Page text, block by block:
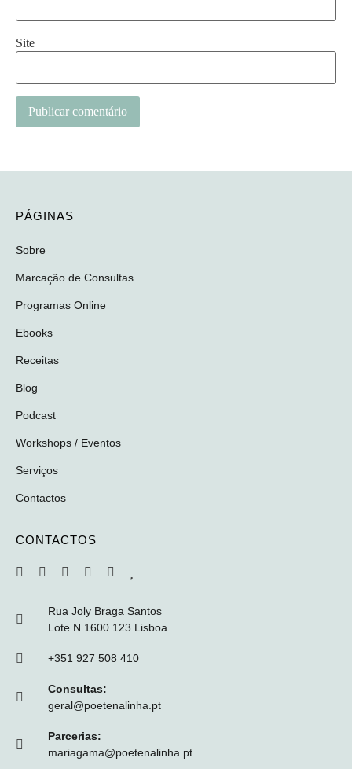
Site
PÁGINAS
Sobre
Marcação de Consultas
Programas Online
Ebooks
Receitas
Blog
Podcast
Workshops / Eventos
Serviços
Contactos
CONTACTOS
Rua Joly Braga Santos
Lote N 1600 123 Lisboa
+351 927 508 410
Consultas:
geral@poetenalinha.pt
Parcerias:
mariagama@poetenalinha.pt